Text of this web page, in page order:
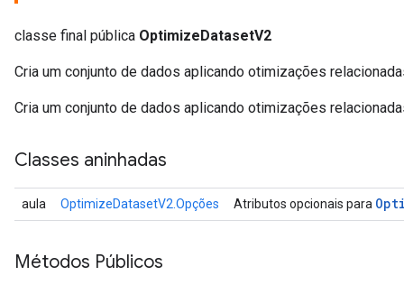
classe final pública OptimizeDatasetV2
Cria um conjunto de dados aplicando otimizações
Cria um conjunto de dados aplicando otimizações
Classes aninhadas
aula OptimizeDatasetV2.Opções Atributos opcionais para
Métodos Públicos